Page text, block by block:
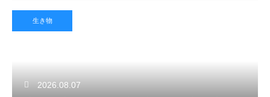
生き物
2026.08.07